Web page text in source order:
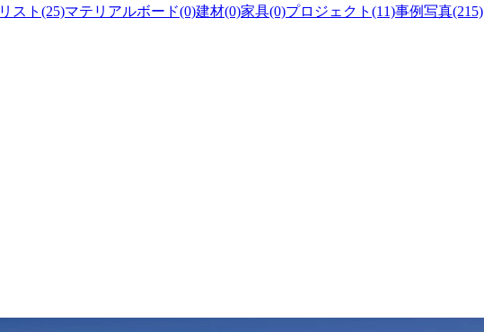
リスト(25)マテリアルボード(0)建材(0)家具(0)プロジェクト(11)事例写真(215)